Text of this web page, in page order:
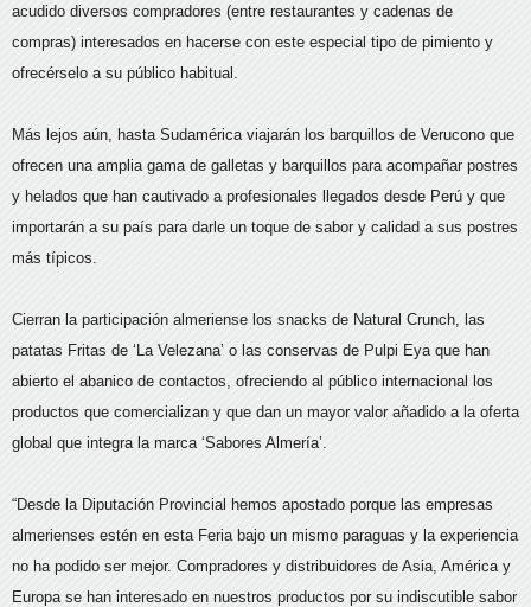
acudido diversos compradores (entre restaurantes y cadenas de
compras) interesados en hacerse con este especial tipo de pimiento y
ofrecérselo a su público habitual.
Más lejos aún, hasta Sudamérica viajarán los barquillos de Verucono que
ofrecen una amplia gama de galletas y barquillos para acompañar postres
y helados que han cautivado a profesionales llegados desde Perú y que
importarán a su país para darle un toque de sabor y calidad a sus postres
más típicos.
Cierran la participación almeriense los snacks de Natural Crunch, las
patatas Fritas de ‘La Velezana’ o las conservas de Pulpi Eya que han
abierto el abanico de contactos, ofreciendo al público internacional los
productos que comercializan y que dan un mayor valor añadido a la oferta
global que integra la marca ‘Sabores Almería’.
“Desde la Diputación Provincial hemos apostado porque las empresas
almerienses estén en esta Feria bajo un mismo paraguas y la experiencia
no ha podido ser mejor. Compradores y distribuidores de Asia, América y
Europa se han interesado en nuestros productos por su indiscutible sabor